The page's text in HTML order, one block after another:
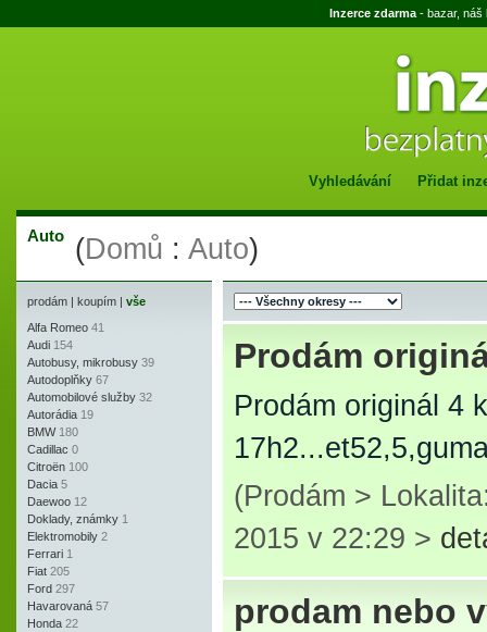
Inzerce zdarma - bazar, náš
Vyhledávání Přidat
Auto (Domů : Auto)
prodám | koupím | vše
Alfa Romeo 41
Audi 154
Autobusy, mikrobusy 39
Autodoplňky 67
Automobilové služby 32
Autorádia 19
BMW 180
Cadillac 0
Citroën 100
Dacia 5
Daewoo 12
Doklady, známky 1
Elektromobily 2
Ferrari 1
Fiat 205
Ford 297
Havarovaná 57
Honda 22
Prodám
Prodám originál 4
(Prodám >
2015 v 22:29 >
prodam nebo